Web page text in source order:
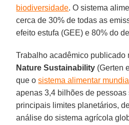
biodiversidade. O sistema
cerca de 30% de todas as
efeito estufa (GEE) e 80% do
Trabalho acadêmico publicado
Nature Sustainability (Gerten
que o sistema alimentar mundial
apenas 3,4 bilhões de pessoas
principais limites planetários,
análise do sistema agrícola